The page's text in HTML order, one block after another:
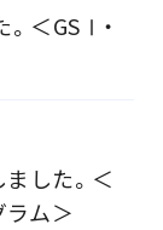
。＜GSⅠ・
ました。＜
ム＞